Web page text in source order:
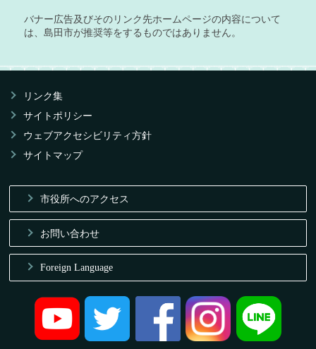
バナー広告及びそのリンク先ホームページの内容について
は、島田市が推奨等をするものではありません。
リンク集
サイトポリシー
ウェブアクセシビリティ方針
サイトマップ
市役所へのアクセス
お問い合わせ
Foreign Language